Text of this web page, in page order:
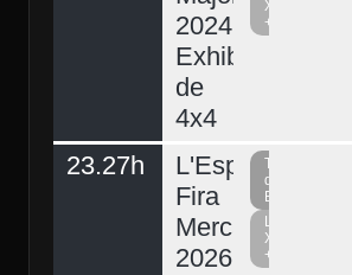
2024.
Exhibició
de
4x4
Xarxa
+
23.27h
L'Espunyola,
Fira
Mercat
2026
Televisió
del
Berguedà
La
Xarxa
+